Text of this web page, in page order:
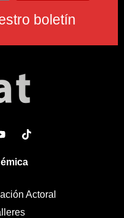
boletín
Actoral